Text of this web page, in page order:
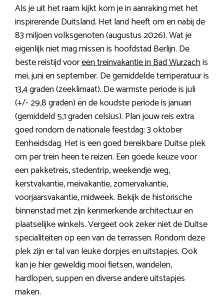
Als je uit het raam kijkt kom je in aanraking met het
inspirerende Duitsland. Het land heeft om en nabij de
83 miljoen volksgenoten (augustus 2026). Wat je
eigenlijk niet mag missen is hoofdstad Berlijn. De
beste reistijd vooreen treinvakantie in Bad Wurzachis
mei, juni en september. De gemiddelde temperatuur is
13,4 graden (zeeklimaat). De warmste periode is juli
(+/- 29,8 graden) en de koudste periode is januari
(gemiddeld 5,1 graden celsius). Plan jouw reis extra
goed rondom de nationale feestdag: 3 oktober
Eenheidsdag. Het is een goed bereikbare Duitse plek
om per trein heen te reizen. Een goede keuze voor
een pakketreis, stedentrip, weekendje weg,
kerstvakantie, meivakantie, zomervakantie,
voorjaarsvakantie, midweek. Bekijk de historische
binnenstad met zijn kenmerkende architectuur en
plaatselijke winkels. Vergeet ook zeker niet de Duitse
specialiteiten op een van de terrassen. Rondom deze
plek zijn er tal van leuke dorpjes en uitstapjes. Ook
kan je hier geweldig mooi fietsen, wandelen,
hardlopen, suppen en diverse andere uitstapjes
maken.